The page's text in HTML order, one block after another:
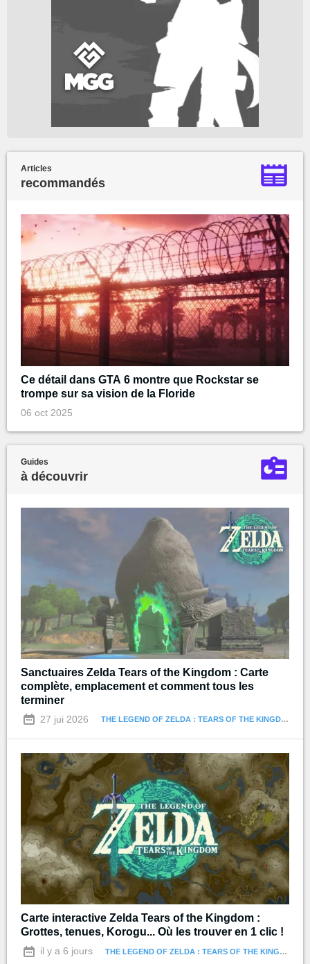
Articles
recommandés
Ce détail dans GTA 6 montre que Rockstar se
trompe sur sa vision de la Floride
06 oct 2025
Guides
à découvrir
Sanctuaires Zelda Tears of the Kingdom : Carte
complète, emplacement et comment tous les
terminer
27 jui 2026 THE LEGEND OF ZELDA : TEARS OF THE KINGDOM
Carte interactive Zelda Tears of the Kingdom :
Grottes, tenues, Korogu... Où les trouver en 1 clic !
il y a 6 jours THE LEGEND OF ZELDA : TEARS OF THE KINGDOM